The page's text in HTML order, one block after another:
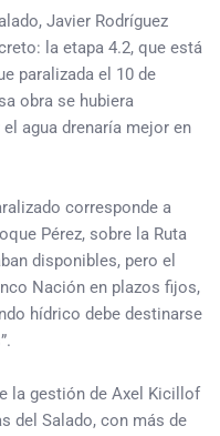
Javier Rodríguez
la etapa 4.2, que está
paralizada el 10 de
obra se hubiera
agua drenaría mejor en
corresponde a
Pérez, sobre la Ruta
disponibles, pero el
Nación en plazos fijos,
hídrico debe destinarse
la gestión de Axel Kicillof
del Salado, con más de